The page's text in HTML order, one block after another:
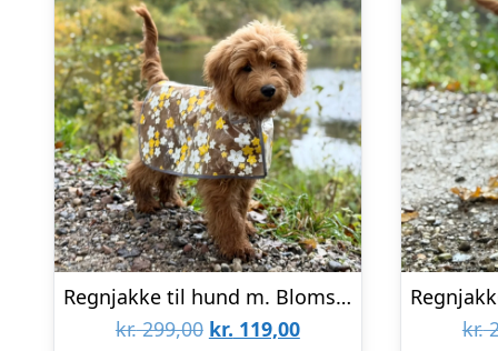
Regnjakke til hund m. Blomster / gul – XXL
kr.299,00 Den
kr. 119,00Den
kr.